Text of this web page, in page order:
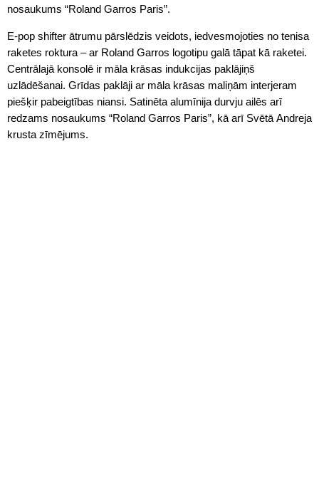
nosaukums “Roland Garros Paris”.
E-pop shifter ātrumu pārslēdzis veidots, iedvesmojoties no tenisa
raketes roktura – ar Roland Garros logotipu galā tāpat kā raketei.
Centrālajā konsolē ir māla krāsas indukcijas paklājiņš
uzlādēšanai. Grīdas paklāji ar māla krāsas maliņām interjeram
piešķir pabeigtības niansi. Satinēta alumīnija durvju ailēs arī
redzams nosaukums “Roland Garros Paris”, kā arī Svētā Andreja
krusta zīmējums.